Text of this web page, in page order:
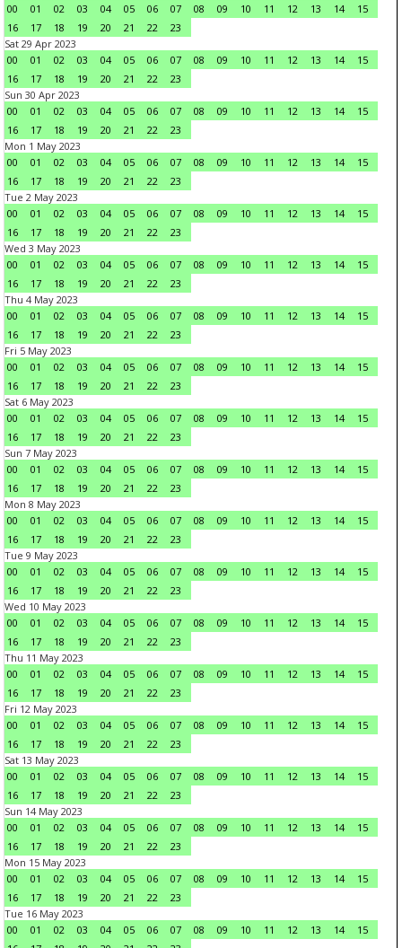
00
01 02 03 04 05 06 07 08 09 10 11 12 13 14
15
16
17 18 19 20 21 22
23
Sat 29 Apr 2023
00
01 02 03 04 05 06 07 08 09 10 11 12 13 14
15
16
17 18 19 20 21 22
23
Sun 30 Apr 2023
00
01 02 03 04 05 06 07 08 09 10 11 12 13 14
15
16
17 18 19 20 21 22
23
Mon 1 May 2023
00
01 02 03 04 05 06 07 08 09 10 11 12 13 14
15
16
17 18 19 20 21 22
23
Tue 2 May 2023
00
01 02 03 04 05 06 07 08 09 10 11 12 13 14
15
16
17 18 19 20 21 22
23
Wed 3 May 2023
00
01 02 03 04 05 06 07 08 09 10 11 12 13 14
15
16
17 18 19 20 21 22
23
Thu 4 May 2023
00
01 02 03 04 05 06 07 08 09 10 11 12 13 14
15
16
17 18 19 20 21 22
23
Fri 5 May 2023
00
01 02 03 04 05 06 07 08 09 10 11 12 13 14
15
16
17 18 19 20 21 22
23
Sat 6 May 2023
00
01 02 03 04 05 06 07 08 09 10 11 12 13 14
15
16
17 18 19 20 21 22
23
Sun 7 May 2023
00
01 02 03 04 05 06 07 08 09 10 11 12 13 14
15
16
17 18 19 20 21 22
23
Mon 8 May 2023
00
01 02 03 04 05 06 07 08 09 10 11 12 13 14
15
16
17 18 19 20 21 22
23
Tue 9 May 2023
00
01 02 03 04 05 06 07 08 09 10 11 12 13 14
15
16
17 18 19 20 21 22
23
Wed 10 May 2023
00
01 02 03 04 05 06 07 08 09 10 11 12 13 14
15
16
17 18 19 20 21 22
23
Thu 11 May 2023
00
01 02 03 04 05 06 07 08 09 10 11 12 13 14
15
16
17 18 19 20 21 22
23
Fri 12 May 2023
00
01 02 03 04 05 06 07 08 09 10 11 12 13 14
15
16
17 18 19 20 21 22
23
Sat 13 May 2023
00
01 02 03 04 05 06 07 08 09 10 11 12 13 14
15
16
17 18 19 20 21 22
23
Sun 14 May 2023
00
01 02 03 04 05 06 07 08 09 10 11 12 13 14
15
16
17 18 19 20 21 22
23
Mon 15 May 2023
00
01 02 03 04 05 06 07 08 09 10 11 12 13 14
15
16
17 18 19 20 21 22
23
Tue 16 May 2023
00
01 02 03 04 05 06 07 08 09 10 11 12 13 14
15